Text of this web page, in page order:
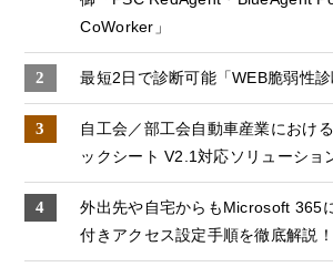
CoWorker」
最短2日で診断可能「WEB脆弱性診
自工会／部工会自動車産業におけ
ックシート V2.1対応ソリューショ
外出先や自宅からもMicrosoft 365
付きアクセス設定手順を徹底解説！